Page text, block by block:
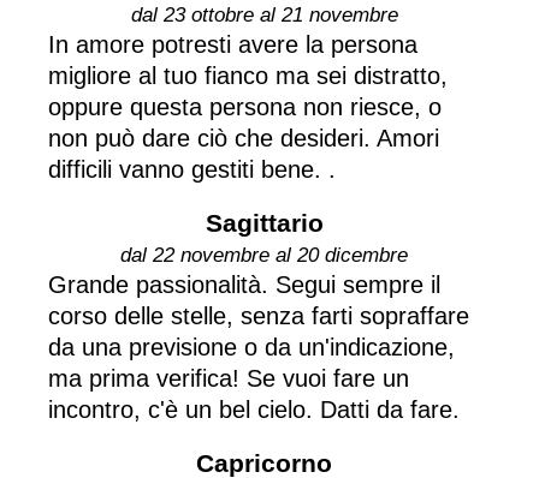
dal 23 ottobre al 21 novembre
In amore potresti avere la persona
migliore al tuo fianco ma sei distratto,
oppure questa persona non riesce, o
non può dare ciò che desideri. Amori
difficili vanno gestiti bene. .
Sagittario
dal 22 novembre al 20 dicembre
Grande passionalità. Segui sempre il
corso delle stelle, senza farti sopraffare
da una previsione o da un'indicazione,
ma prima verifica! Se vuoi fare un
incontro, c'è un bel cielo. Datti da fare.
Capricorno